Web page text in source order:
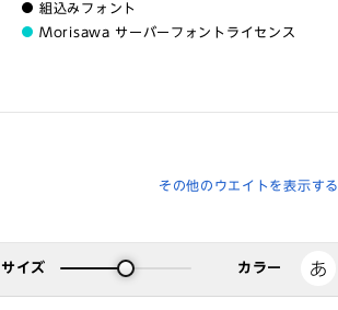
組込みフォント
Morisawa サーバーフォントライセンス
その他のウエイトを表示する
サイズ カラー